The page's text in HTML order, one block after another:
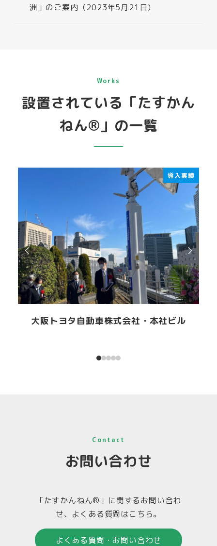
洲」のご案内（2023年5月21日）
Works
設置されている「たすかん
ねん®」の一覧
導入実績
大阪トヨタ自動車株式会社・本社ビル
Contact
お問い合わせ
「たすかんねん®」に関するお問い合わ
せ、よくある質問はこちら。
よくある質問・お問い合わせ